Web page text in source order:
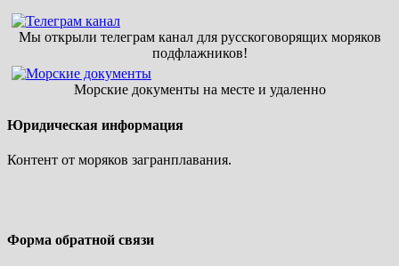
Мы открыли телеграм канал для русскоговорящих моряков
подфлажников!
Морские документы на месте и удаленно
Юридическая информация
Контент от моряков загранплавания.
Форма обратной связи